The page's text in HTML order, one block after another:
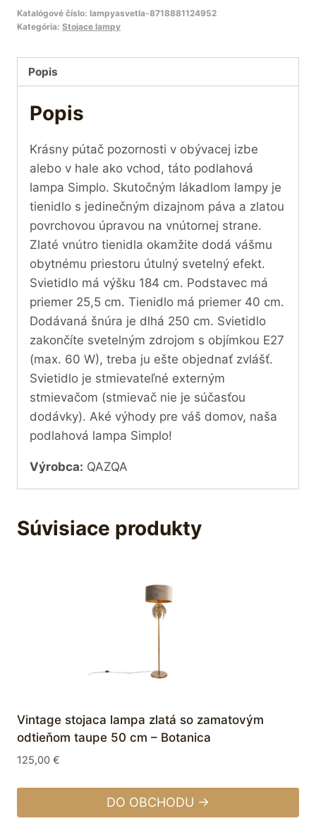
Katalógové číslo: lampyasvetla-8718881124952
Kategória: Stojace lampy
Popis
Popis
Krásny pútač pozornosti v obývacej izbe
alebo v hale ako vchod, táto podlahová
lampa Simplo. Skutočným lákadlom lampy je
tienidlo s jedinečným dizajnom páva a zlatou
povrchovou úpravou na vnútornej strane.
Zlaté vnútro tienidla okamžite dodá vášmu
obytnému priestoru útulný svetelný efekt.
Svietidlo má výšku 184 cm. Podstavec má
priemer 25,5 cm. Tienidlo má priemer 40 cm.
Dodávaná šnúra je dlhá 250 cm. Svietidlo
zakončíte svetelným zdrojom s objímkou E27
(max. 60 W), treba ju ešte objednať zvlášť.
Svietidlo je stmievateľné externým
stmievačom (stmievač nie je súčasťou
dodávky). Aké výhody pre váš domov, naša
podlahová lampa Simplo!
Výrobca: QAZQA
Súvisiace produkty
Vintage stojaca lampa zlatá so zamatovým
odtieňom taupe 50 cm – Botanica
125,00 €
DO OBCHODU →